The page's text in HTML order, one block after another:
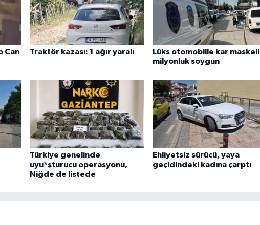
Can
Traktör kazası: 1 ağır yaralı
Lüks otomobille kar maskeli
milyonluk soygun
Türkiye genelinde
uyu*şturucu operasyonu,
Niğde de listede
Ehliyetsiz sürücü, yaya
geçidindeki kadına çarptı